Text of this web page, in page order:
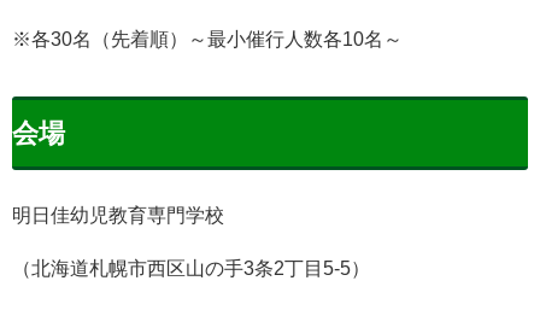
※各30名（先着順）～最小催行人数各10名～
会場
明日佳幼児教育専門学校
（北海道札幌市西区山の手3条2丁目5-5）